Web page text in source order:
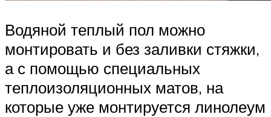
Водяной теплый пол можно
монтировать и без заливки стяжки,
а с помощью специальных
теплоизоляционных матов, на
которые уже монтируется линолеум